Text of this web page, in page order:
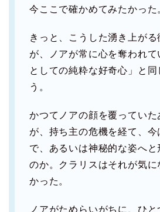
今ここで確かめてみたかった
きっと、こうした湧き上がる
が、ノアが常に心を奪われて
としての純粋な好奇心」と同
う。
かつてノアの顔を覆っていた
が、持ち主の危機を経て、今
で、あるいは神秘的な姿へと
のか。クラリスはそれが気に
かった。
ノアがためらいがちに、ひ